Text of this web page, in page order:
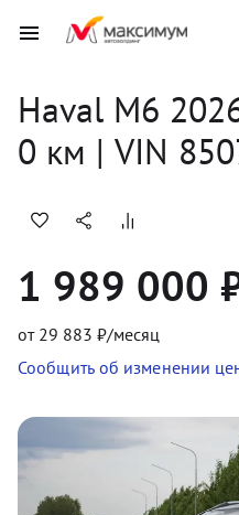
Haval M6
0 км | VIN
1 989 000
от 29 883 ₽/месяц
Сообщить об изменении